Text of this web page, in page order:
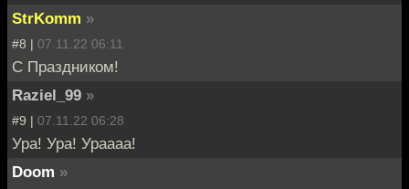
StrKomm »
#8 | 07.11.22 06:11
С Праздником!
Raziel_99 »
#9 | 07.11.22 06:28
Ура! Ура! Ураааа!
Doom »